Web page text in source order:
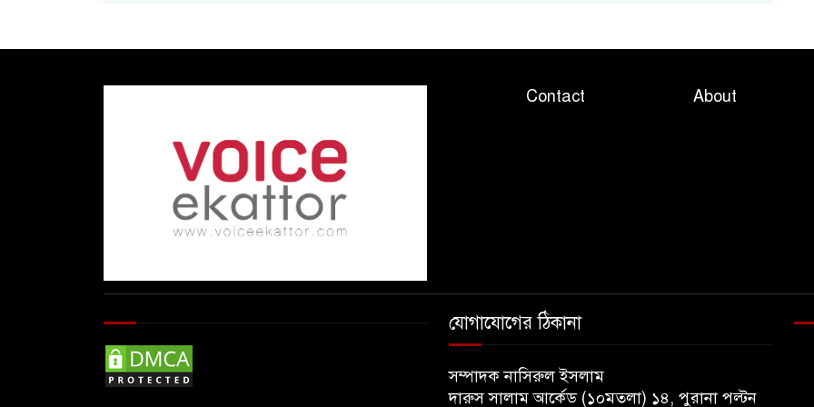
৬
Contact About
যোগাযোগের ঠিকানা
সম্পাদক নাসিরুল ইসলাম
দারুস সালাম আর্কেড (১০মতলা) ১৪, পুরানা পল্টন